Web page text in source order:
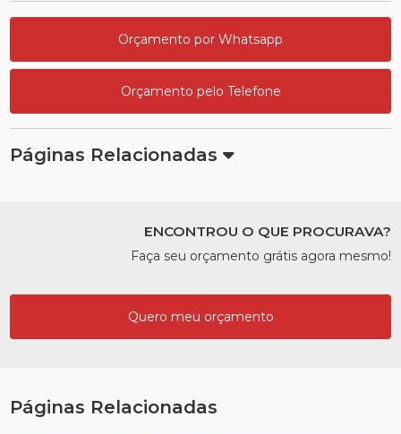
Orçamento por Whatsapp
Orçamento pelo Telefone
Páginas Relacionadas
ENCONTROU O QUE PROCURAVA?
Faça seu orçamento grátis agora mesmo!
Quero meu orçamento
Páginas Relacionadas